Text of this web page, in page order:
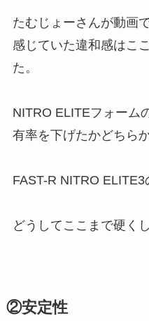
たむじょーさんが動画
感じていた違和感はこ
た。
NITRO ELITEフォーム
有率を下げたかどちら
FAST-R NITRO ELITE3
どうしてここまで硬く
②安定性